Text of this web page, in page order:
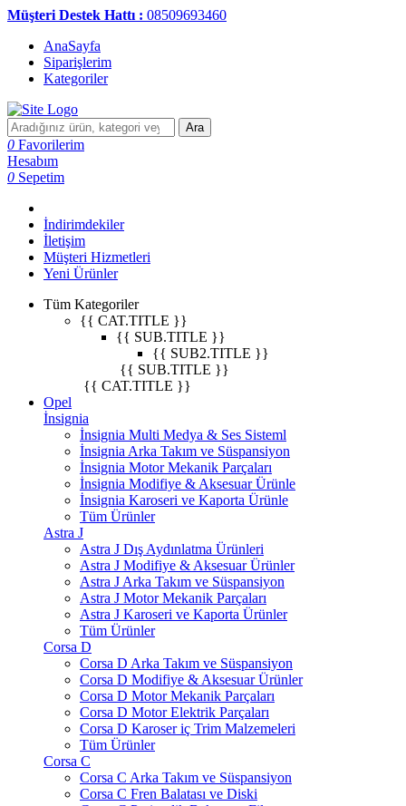
Müşteri Destek Hattı : 08509693460
AnaSayfa
Siparişlerim
Kategoriler
Ara
0 Favorilerim
Hesabım
0 Sepetim
İndirimdekiler
İletişim
Müşteri Hizmetleri
Yeni Ürünler
Tüm Kategoriler
{{ CAT.TITLE }}
{{ SUB.TITLE }}
{{ SUB2.TITLE }}
{{ SUB.TITLE }}
{{ CAT.TITLE }}
Opel
İnsignia
İnsignia Multi Medya & Ses Sisteml
İnsignia Arka Takım ve Süspansiyon
İnsignia Motor Mekanik Parçaları
İnsignia Modifiye & Aksesuar Ürünle
İnsignia Karoseri ve Kaporta Ürünle
Tüm Ürünler
Astra J
Astra J Dış Aydınlatma Ürünleri
Astra J Modifiye & Aksesuar Ürünler
Astra J Arka Takım ve Süspansiyon
Astra J Motor Mekanik Parçaları
Astra J Karoseri ve Kaporta Ürünler
Tüm Ürünler
Corsa D
Corsa D Arka Takım ve Süspansiyon
Corsa D Modifiye & Aksesuar Ürünler
Corsa D Motor Mekanik Parçaları
Corsa D Motor Elektrik Parçaları
Corsa D Karoser iç Trim Malzemeleri
Tüm Ürünler
Corsa C
Corsa C Arka Takım ve Süspansiyon
Corsa C Fren Balatası ve Diski